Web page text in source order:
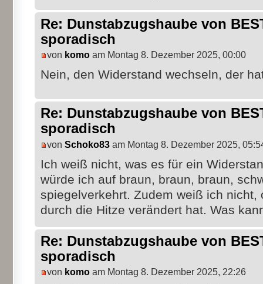
Re: Dunstabzugshaube von
sporadisch
von komo am Montag 8. Dezember 2025, 00:00
Nein, den Widerstand wechseln, der
Re: Dunstabzugshaube von
sporadisch
von Schoko83 am Montag 8. Dezember 2025,
Ich weiß nicht, was es für ein
würde ich auf braun, braun, braun,
spiegelverkehrt. Zudem weiß ich nicht,
durch die Hitze verändert hat. Was
Re: Dunstabzugshaube von
sporadisch
von komo am Montag 8. Dezember 2025, 22:26